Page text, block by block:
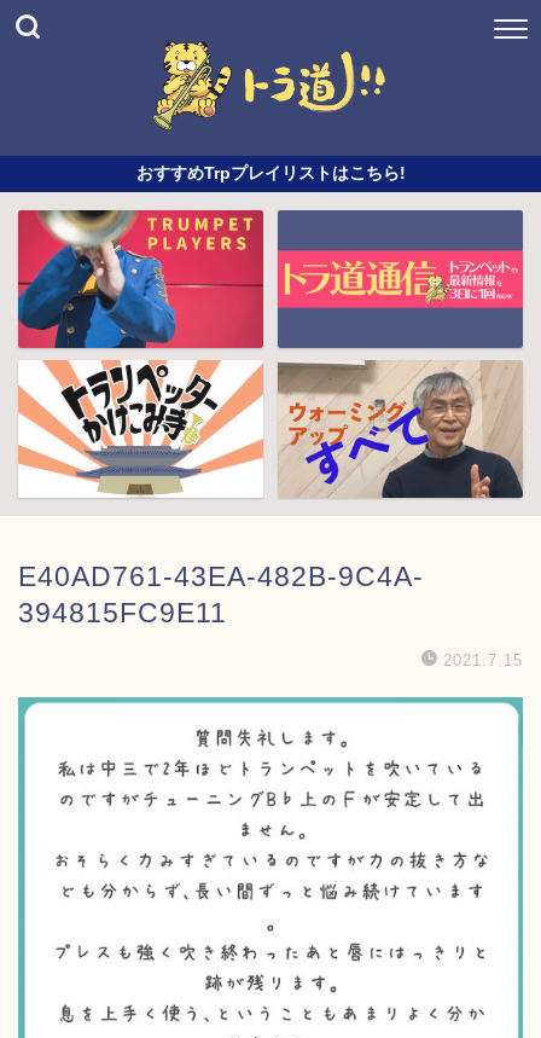
おすすめTrpプレイリストはこちら!
E40AD761-43EA-482B-9C4A-
394815FC9E11
2021.7.15